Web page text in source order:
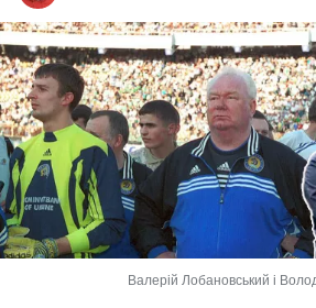
Різне
Букмекери
Казино
Валерій Лобановський і